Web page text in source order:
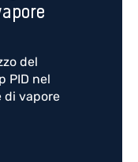
del
PID nel
di vapore